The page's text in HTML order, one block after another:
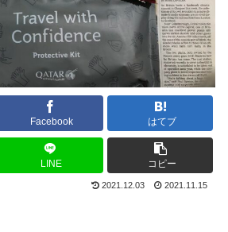
Facebook はてブ
LINE コピー
2021.12.03 2021.11.15